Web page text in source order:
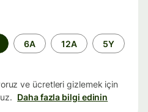
6A 12A 5Y
ve ücretleri gizlemek için
Daha fazla bilgi edinin